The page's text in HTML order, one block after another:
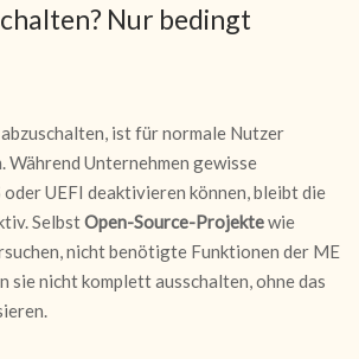
Nur bedingt
ist für normale Nutzer
Während Unternehmen gewisse
oder UEFI deaktivieren können, bleibt die
SelbstOpen-Source-Projektewie
nicht benötigte Funktionen der ME
sie nicht komplett ausschalten, ohne das